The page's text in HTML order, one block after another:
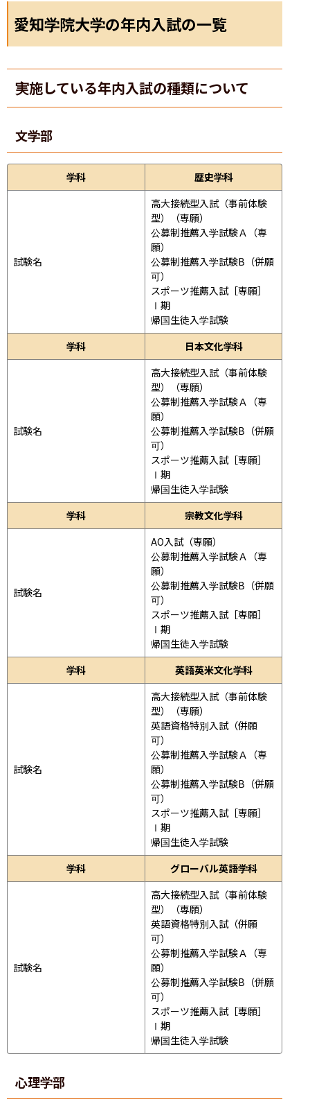
愛知学院大学の年内入試の一覧
実施している年内入試の種類について
文学部
学科 歴史学科
試験名
高大接続型入試（事前体験
型）（専願）
公募制推薦入学試験Ａ（専
願）
公募制推薦入学試験B（併願
可）
スポーツ推薦入試［専願］
Ⅰ期
帰国生徒入学試験
学科
日本文化学科
試験名
高大接続型入試（事前体験
型）（専願）
公募制推薦入学試験Ａ（専
願）
公募制推薦入学試験B（併願
可）
スポーツ推薦入試［専願］
Ⅰ期
帰国生徒入学試験
学科
宗教文化学科
試験名
AO入試（専願）
公募制推薦入学試験Ａ（専
願）
公募制推薦入学試験B（併願
可）
スポーツ推薦入試［専願］
Ⅰ期
帰国生徒入学試験
学科
英語英米文化学科
試験名
高大接続型入試（事前体験
型）（専願）
英語資格特別入試（併願
可）
公募制推薦入学試験Ａ（専
願）
公募制推薦入学試験B（併願
可）
スポーツ推薦入試［専願］
Ⅰ期
帰国生徒入学試験
学科
グローバル英語学科
試験名
高大接続型入試（事前体験
型）（専願）
英語資格特別入試（併願
可）
公募制推薦入学試験Ａ（専
願）
公募制推薦入学試験B（併願
可）
スポーツ推薦入試［専願］
Ⅰ期
帰国生徒入学試験
心理学部